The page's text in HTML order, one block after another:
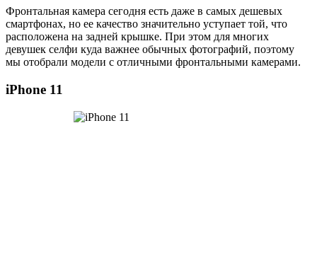
Фронтальная камера сегодня есть даже в самых дешевых
смартфонах, но ее качество значительно уступает той, что
расположена на задней крышке. При этом для многих
девушек селфи куда важнее обычных фотографий, поэтому
мы отобрали модели с отличными фронтальными камерами.
iPhone 11